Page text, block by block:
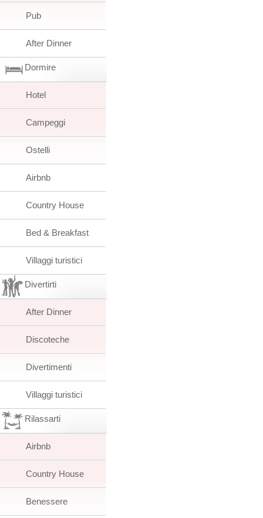
Pub
After Dinner
Dormire
Hotel
Campeggi
Ostelli
Airbnb
Country House
Bed & Breakfast
Villaggi turistici
Divertirti
After Dinner
Discoteche
Divertimenti
Villaggi turistici
Rilassarti
Airbnb
Country House
Benessere